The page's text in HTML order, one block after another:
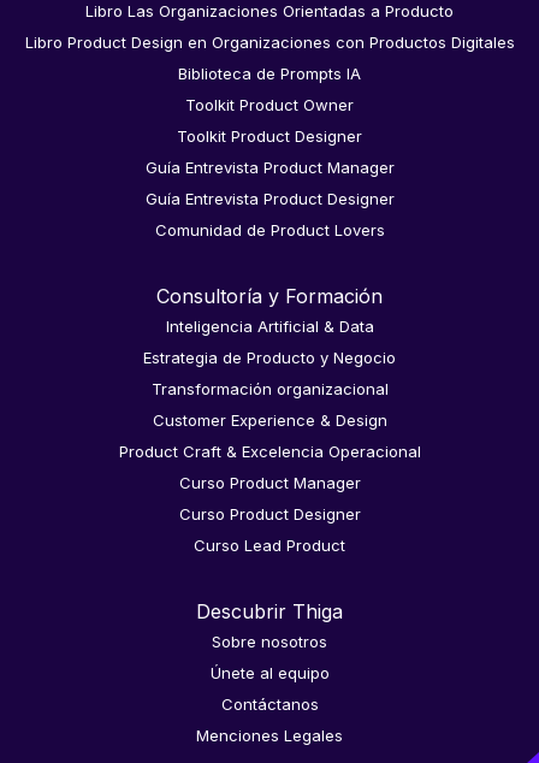
Libro Las Organizaciones Orientadas a Producto
Libro Product Design en Organizaciones con Productos Digitales
Biblioteca de Prompts IA
Toolkit Product Owner
Toolkit Product Designer
Guía Entrevista Product Manager
Guía Entrevista Product Designer
Comunidad de Product Lovers
Consultoría y Formación
Inteligencia Artificial & Data
Estrategia de Producto y Negocio
Transformación organizacional
Customer Experience & Design
Product Craft & Excelencia Operacional
Curso Product Manager
Curso Product Designer
Curso Lead Product
Descubrir Thiga
Sobre nosotros
Únete al equipo
Contáctanos
Menciones Legales